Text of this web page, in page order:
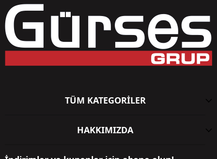
TÜM KATEGORİLER
HAKKIMIZDA